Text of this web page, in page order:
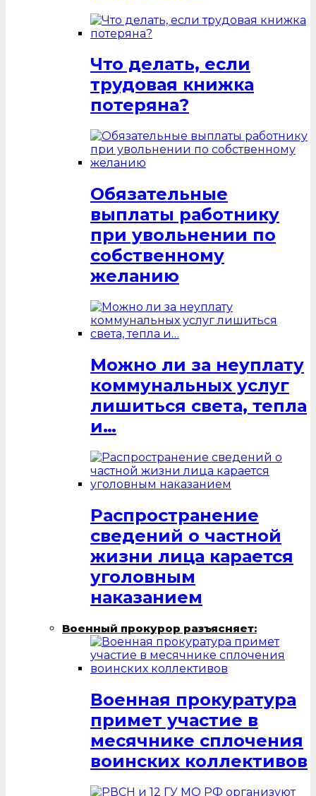
Что делать, если
трудовая книжка
потеряна?
Обязательные
выплаты работнику
при увольнении по
собственному
желанию
Можно ли за неуплату
коммунальных услуг
лишиться света, тепла
и…
Распространение
сведений о частной
жизни лица карается
уголовным
наказанием
Военный прокурор разъясняет:
Военная прокуратура
примет участие в
месячнике сплочения
воинских коллективов